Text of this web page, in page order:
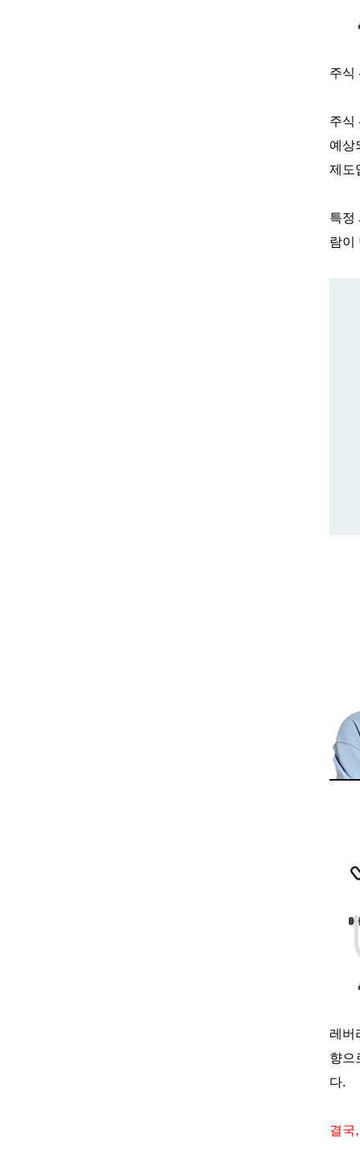
주식
주식
예상
제도
특정
람이
레버
향으
다.
결국